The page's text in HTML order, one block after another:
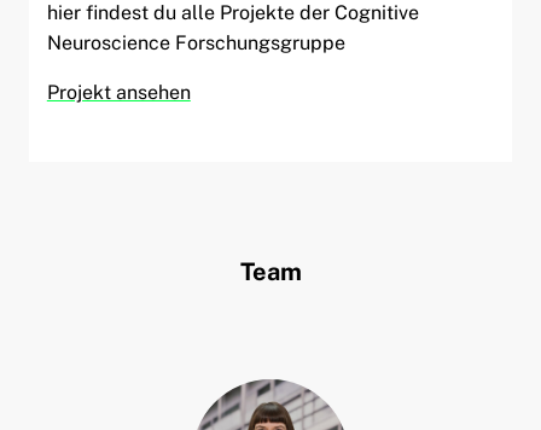
hier findest du alle Projekte der Cognitive
Neuroscience Forschungsgruppe
Projekt ansehen
Team